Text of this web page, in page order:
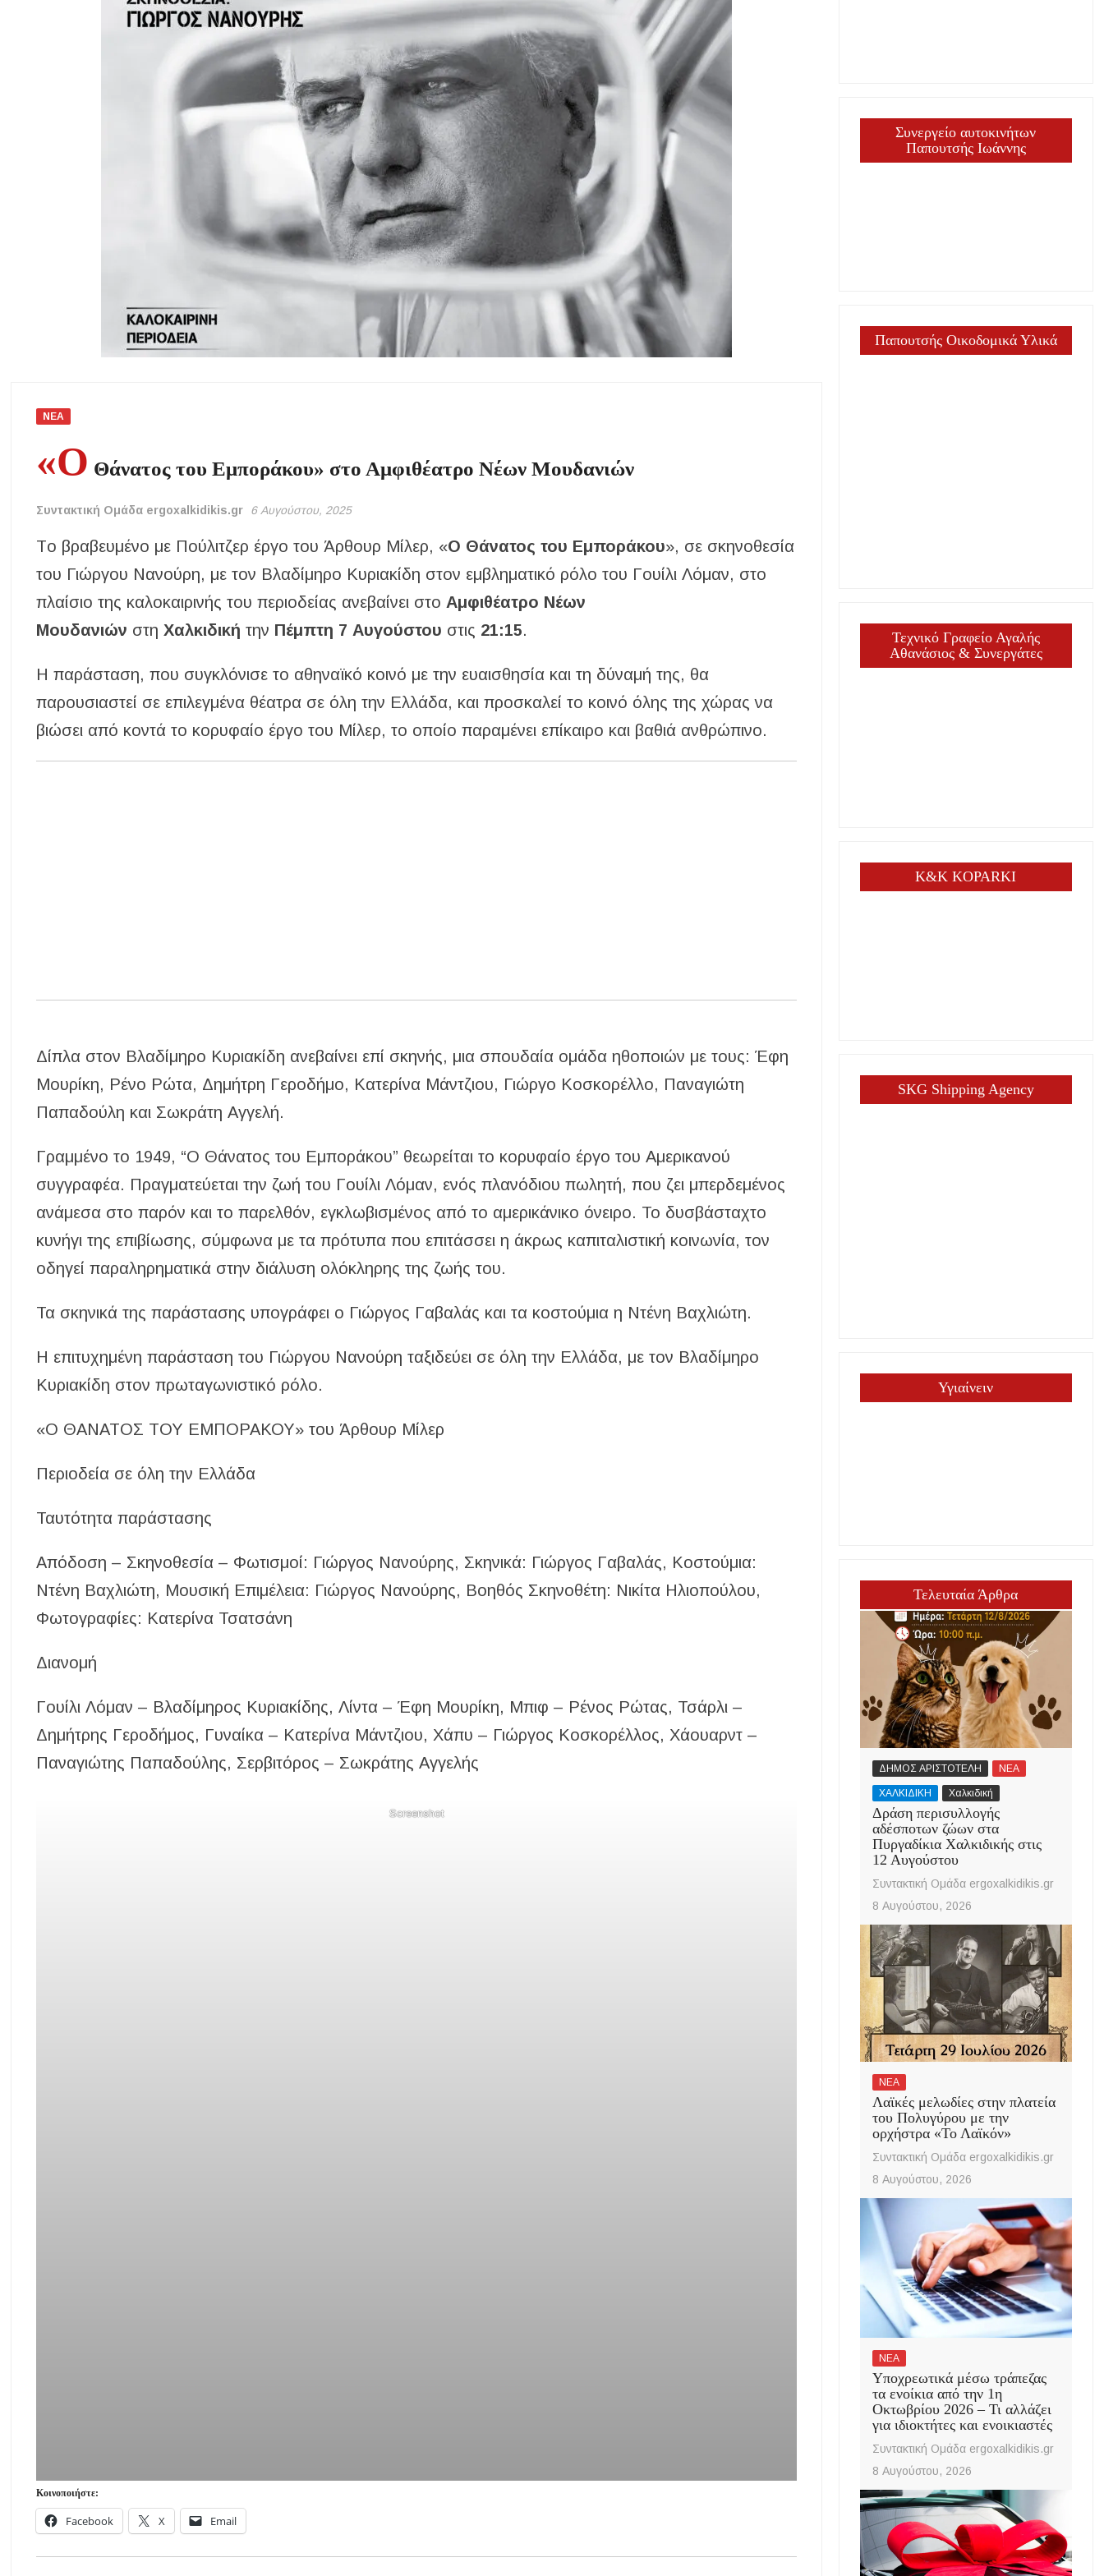
Με λαμπρότητα πραγματοποιήθηκε η πανήγυρη του Παρεκκλησίου Μεταμορφώσεως του Σωτήρος στην Παραλία Διονυσίου
Έρευνα απαντάει: Πόσο χρόνο κερδίζουμε υπερβαίνοντας το όριο ταχύτητας;
Χαλκιδική: Άμεση η κατάσβεση πυρκαγιάς σε χαμηλή βλάστηση στην περιοχή του Πόρτο Καρράς
Η ΘΕΙΑ ΜΕΤΑΜΟΡΦΩΣΙΣ ΤΟΥ ΣΩΤΗΡΟΣ ΗΜΩΝ ΙΗΣΟΥ ΧΡΙΣΤΟΥ ΣΤΟ ΠΛΑΤΑΝΟΧΩΡΙ ΚΑΙ ΣΤΗ ΣΑΡΑΚΗΝΑ
Υπογράφηκε η σύμβαση για την ενεργειακή αναβάθμιση του Μουσικού Γυμνασίου Νέας Προποντίδας
ΝΕΑ
«Ο Θάνατος του Εμποράκου» στο Αμφιθέατρο Νέων Μουδανιών
Συντακτική Ομάδα ergoxalkidikis.gr 6 Αυγούστου, 2025
Tο βραβευμένο με Πούλιτζερ έργο του Άρθουρ Μίλερ, «Ο Θάνατος του Εμποράκου», σε σκηνοθεσία
του Γιώργου Νανούρη, με τον Βλαδίμηρο Κυριακίδη στον εμβληματικό ρόλο του Γουίλι Λόμαν, στο
πλαίσιο της καλοκαιρινής του περιοδείας ανεβαίνει στο Αμφιθέατρο Νέων
Μουδανιών στηΧαλκιδική την Πέμπτη 7 Αυγούστου στις 21:15.
Η παράσταση, που συγκλόνισε το αθηναϊκό κοινό με την ευαισθησία και τη δύναμή της, θα
παρουσιαστεί σε επιλεγμένα θέατρα σε όλη την Ελλάδα, και προσκαλεί το κοινό όλης της χώρας να
βιώσει από κοντά το κορυφαίο έργο του Μίλερ, το οποίο παραμένει επίκαιρο και βαθιά ανθρώπινο.
Δίπλα στον Βλαδίμηρο Κυριακίδη ανεβαίνει επί σκηνής, μια σπουδαία ομάδα ηθοποιών με τους: Έφη
Μουρίκη, Ρένο Ρώτα, Δημήτρη Γεροδήμο, Κατερίνα Μάντζιου, Γιώργο Κοσκορέλλο, Παναγιώτη
Παπαδούλη και Σωκράτη Αγγελή.
Γραμμένο το 1949, “Ο Θάνατος του Εμποράκου” θεωρείται το κορυφαίο έργο του Αμερικανού
συγγραφέα. Πραγματεύεται την ζωή του Γουίλι Λόμαν, ενός πλανόδιου πωλητή, που ζει μπερδεμένος
ανάμεσα στο παρόν και το παρελθόν, εγκλωβισμένος από το αμερικάνικο όνειρο. Το δυσβάσταχτο
κυνήγι της επιβίωσης, σύμφωνα με τα πρότυπα που επιτάσσει η άκρως καπιταλιστική κοινωνία, τον
οδηγεί παραληρηματικά στην διάλυση ολόκληρης της ζωής του.
Τα σκηνικά της παράστασης υπογράφει ο Γιώργος Γαβαλάς και τα κοστούμια η Ντένη Βαχλιώτη.
Η επιτυχημένη παράσταση του Γιώργου Νανούρη ταξιδεύει σε όλη την Ελλάδα, με τον Βλαδίμηρο
Κυριακίδη στον πρωταγωνιστικό ρόλο.
«Ο ΘΑΝΑΤΟΣ ΤΟΥ ΕΜΠΟΡΑΚΟΥ» του Άρθουρ Μίλερ
Περιοδεία σε όλη την Ελλάδα
Ταυτότητα παράστασης
Απόδοση – Σκηνοθεσία – Φωτισμοί: Γιώργος Νανούρης, Σκηνικά: Γιώργος Γαβαλάς, Κοστούμια:
Ντένη Βαχλιώτη, Μουσική Επιμέλεια: Γιώργος Νανούρης, Βοηθός Σκηνοθέτη: Νικίτα Ηλιοπούλου,
Φωτογραφίες: Κατερίνα Τσατσάνη
Διανομή
Γουίλι Λόμαν – Βλαδίμηρος Κυριακίδης, Λίντα – Έφη Μουρίκη, Μπιφ – Ρένος Ρώτας, Τσάρλι –
Δημήτρης Γεροδήμος, Γυναίκα – Κατερίνα Μάντζιου, Χάπυ – Γιώργος Κοσκορέλλος, Χάουαρντ –
Παναγιώτης Παπαδούλης, Σερβιτόρος – Σωκράτης Αγγελής
Screenshot
Κοινοποιήστε:
Facebook X Email
Συνεργείο αυτοκινήτων
Παπουτσής Ιωάννης
Παπουτσής Οικοδομικά Υλικά
Τεχνικό Γραφείο Αγαλής
Αθανάσιος & Συνεργάτες
K&K KOPARKI
SKG Shipping Agency
Υγιαίνειν
Τελευταία Άρθρα
ΔΗΜΟΣ ΑΡΙΣΤΟΤΕΛΗ ΝΕΑ
ΧΑΛΚΙΔΙΚΗ Χαλκιδική
Δράση περισυλλογής
αδέσποτων ζώων στα
Πυργαδίκια Χαλκιδικής στις
12 Αυγούστου
Συντακτική Ομάδα ergoxalkidikis.gr
8 Αυγούστου, 2026
ΝΕΑ
Λαϊκές μελωδίες στην πλατεία
του Πολυγύρου με την
ορχήστρα «Το Λαϊκόν»
Συντακτική Ομάδα ergoxalkidikis.gr
8 Αυγούστου, 2026
ΝΕΑ
Υποχρεωτικά μέσω τράπεζας
τα ενοίκια από την 1η
Οκτωβρίου 2026 – Τι αλλάζει
για ιδιοκτήτες και ενοικιαστές
Συντακτική Ομάδα ergoxalkidikis.gr
8 Αυγούστου, 2026